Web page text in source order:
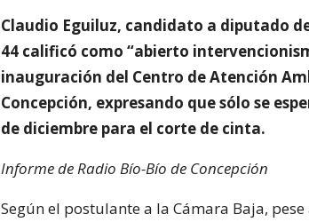
Claudio Eguiluz, candidato a diputado
44 calificó como “abierto
inauguración del Centro de Atención
Concepción, expresando que sólo se
de diciembre para el corte de cinta.
Informe de Radio Bío-Bío de Concepción
Según el postulante a la Cámara Baja,